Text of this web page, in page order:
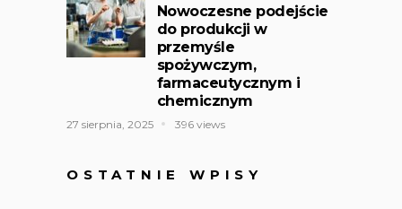
Nowoczesne podejście
do produkcji w
przemyśle
spożywczym,
farmaceutycznym i
chemicznym
27 sierpnia, 2025 396 views
OSTATNIE WPISY